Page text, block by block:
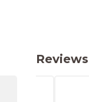
Reviews